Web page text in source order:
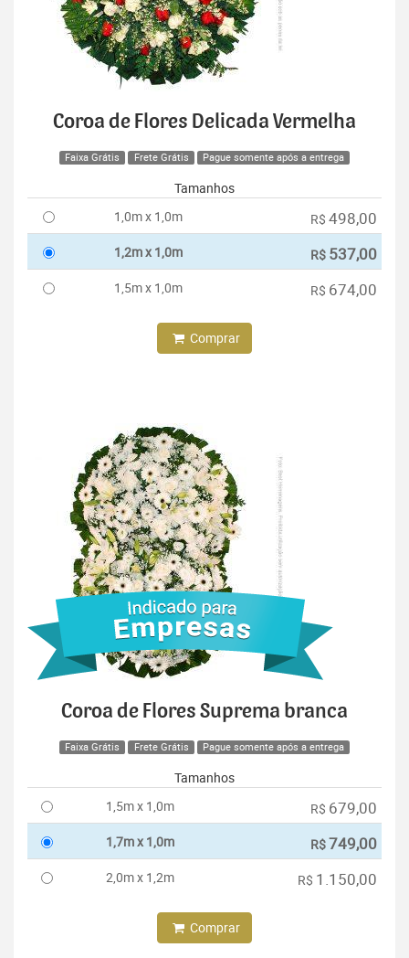
Coroa de Flores Delicada Vermelha
Faixa Grátis Frete Grátis Pague somente após a entrega
Tamanhos
1,0m x 1,0m
R$ 498,00
1,2m x 1,0m R$ 537,00
1,5m x 1,0m R$ 674,00
Comprar
Coroa de Flores Suprema branca
Faixa Grátis Frete Grátis Pague somente após a entrega
Tamanhos
1,5m x 1,0m
R$ 679,00
1,7m x 1,0m R$749,00
2,0m x 1,2m R$ 1.150,00
Comprar